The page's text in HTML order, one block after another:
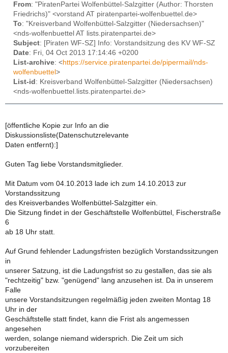
From: "PiratenPartei Wolfenbüttel-Salzgitter (Author: Thorsten
Friedrichs)" <vorstand AT piratenpartei-wolfenbuettel.de>
To: "Kreisverband Wolfenbüttel-Salzgitter (Niedersachsen)"
<nds-wolfenbuettel AT lists.piratenpartei.de>
Subject: [Piraten WF-SZ] Info: Vorstandsitzung des KV WF-SZ
Date: Fri, 04 Oct 2013 17:14:46 +0200
List-archive: <https://service.piratenpartei.de/pipermail/nds-
wolfenbuettel >
List-id : Kreisverband Wolfenbüttel-Salzgitter (Niedersachsen)
<nds-wolfenbuettel.lists.piratenpartei.de>
[öffentliche Kopie zur Info an die
Diskussionsliste(Datenschutzrelevante
Daten entfernt):]
Guten Tag liebe Vorstandsmitglieder.
Mit Datum vom 04.10.2013 lade ich zum 14.10.2013 zur
Vorstandssitzung
des Kreisverbandes Wolfenbüttel-Salzgitter ein.
Die Sitzung findet in der Geschäftstelle Wolfenbüttel, Fischerstraße
6
ab 18 Uhr statt.
Auf Grund fehlender Ladungsfristen bezüglich Vorstandssitzungen
in
unserer Satzung, ist die Ladungsfrist so zu gestallen, das sie als
"rechtzeitig" bzw. "genügend" lang anzusehen ist. Da in unserem
Falle
unsere Vorstandsitzungen regelmäßig jeden zweiten Montag 18
Uhr in der
Geschäftstelle statt findet, kann die Frist als angemessen
angesehen
werden, solange niemand widersprich. Die Zeit um sich
vorzubereiten